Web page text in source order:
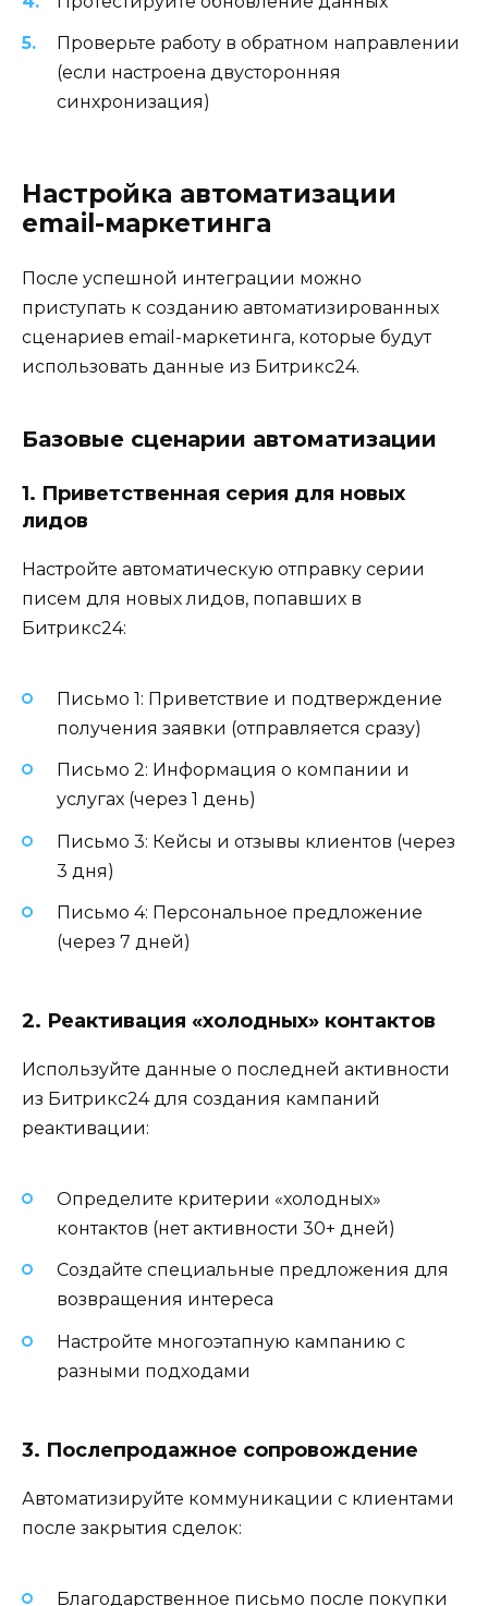
Проверьте работу в обратном направлении
(если настроена двусторонняя
синхронизация)
Настройка автоматизации
email-маркетинга
После успешной интеграции можно
приступать к созданию автоматизированных
сценариев email-маркетинга, которые будут
использовать данные из Битрикс24.
Базовые сценарии автоматизации
1. Приветственная серия для новых
лидов
Настройте автоматическую отправку серии
писем для новых лидов, попавших в
Битрикс24:
Письмо 1: Приветствие и подтверждение
получения заявки (отправляется сразу)
Письмо 2: Информация о компании и
услугах (через 1 день)
Письмо 3: Кейсы и отзывы клиентов (через
3 дня)
Письмо 4: Персональное предложение
(через 7 дней)
2. Реактивация «холодных» контактов
Используйте данные о последней активности
из Битрикс24 для создания кампаний
реактивации:
Определите критерии «холодных»
контактов (нет активности 30+ дней)
Создайте специальные предложения для
возвращения интереса
Настройте многоэтапную кампанию с
разными подходами
3. Послепродажное сопровождение
Автоматизируйте коммуникации с клиентами
после закрытия сделок:
Благодарственное письмо после покупки